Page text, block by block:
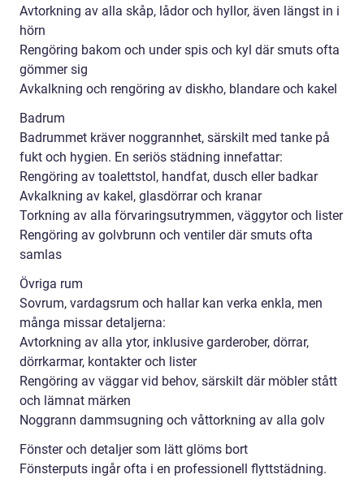
Avtorkning av alla skåp, lådor och hyllor, även längst in i
hörn
Rengöring bakom och under spis och kyl där smuts ofta
gömmer sig
Avkalkning och rengöring av diskho, blandare och kakel
Badrum
Badrummet kräver noggrannhet, särskilt med tanke på
fukt och hygien. En seriös städning innefattar:
Rengöring av toalettstol, handfat, dusch eller badkar
Avkalkning av kakel, glasdörrar och kranar
Torkning av alla förvaringsutrymmen, väggytor och lister
Rengöring av golvbrunn och ventiler där smuts ofta
samlas
Övriga rum
Sovrum, vardagsrum och hallar kan verka enkla, men
många missar detaljerna:
Avtorkning av alla ytor, inklusive garderober, dörrar,
dörrkarmar, kontakter och lister
Rengöring av väggar vid behov, särskilt där möbler stått
och lämnat märken
Noggrann dammsugning och våttorkning av alla golv
Fönster och detaljer som lätt glöms bort
Fönsterputs ingår ofta i en professionell flyttstädning.